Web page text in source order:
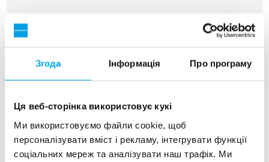
Згода Інформація Про програму
Ця веб-сторінка використовує кукі
Ми використовуємо файли cookie, щоб
персоналізувати вміст і рекламу, інтегрувати функції
соціальних мереж та аналізувати наш трафік. Ми